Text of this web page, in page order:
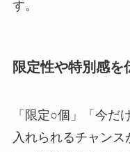
す。
限定性や特別感を
「限定○個」「今だ
入れられるチャンス